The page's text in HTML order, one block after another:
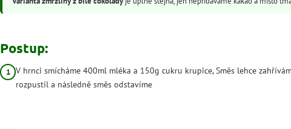
Postup:
V hrnci smícháme 400ml mléka a 150g cukru krupice, Směs lehce
rozpustil a následně směs odstavíme